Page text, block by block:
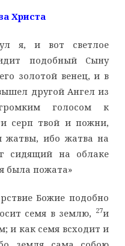
Христа
я, и вот светлое
подобный Сыну
золотой венец, и в
другой Ангел из
голосом к
серп твой и пожни,
жатвы, ибо жатва на
сидящий на облаке
была пожата»
Божие подобно
семя в землю,
27и
и как семя всходит и